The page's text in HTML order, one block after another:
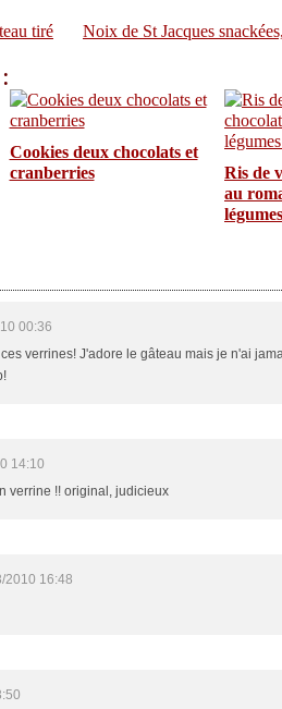
tiré Noix de St Jacques
Cookies deux chocolats et
cranberries
Ris de
au
00:36
verrines! J'adore le gâteau mais je n'ai
14:10
verrine !! original, judicieux
2010 16:48